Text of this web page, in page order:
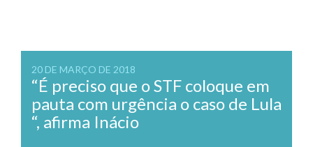
20 DE MARÇO DE 2018
“É preciso que o STF coloque em
pauta com urgência o caso de Lula
“, afirma Inácio